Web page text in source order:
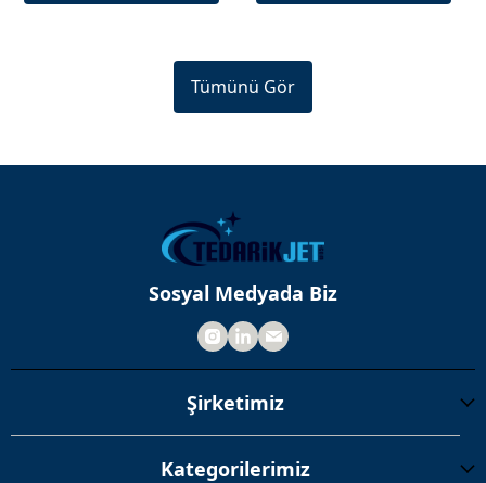
Tümünü Gör
Sosyal Medyada Biz
Şirketimiz
Kategorilerimiz